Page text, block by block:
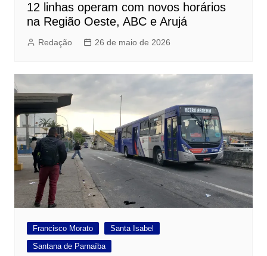
12 linhas operam com novos horários
na Região Oeste, ABC e Arujá
Redação 26 de maio de 2026
Francisco Morato
Santa Isabel
Santana de Parnaíba